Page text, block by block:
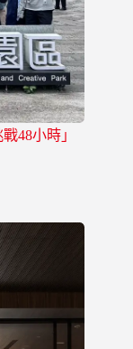
48小時」